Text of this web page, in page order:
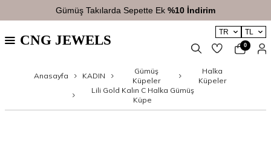
Gümüş Takılarda Sepette Ek %10 İndirim
TR TL
CNG JEWELS 0
Anasayfa KADIN
Gümüş
Küpeler
Halka
Küpeler
Lili Gold Kalın C Halka Gümüş
Küpe